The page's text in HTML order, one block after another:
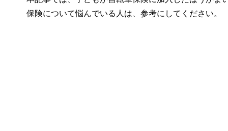
保険について悩んでいる人は、参考にしてください。